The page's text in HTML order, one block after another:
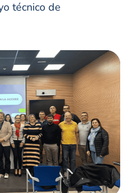
técnico de